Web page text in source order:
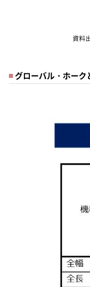
資料
グローバル・ホー